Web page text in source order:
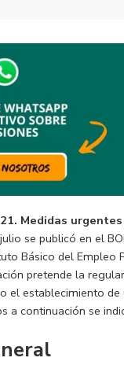
Medidas
se publicó en el
Básico del
pretende la
el establecimiento
a continuación se